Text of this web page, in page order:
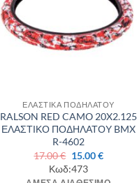
ΕΛΑΣΤΙΚΑ ΠΟΔΗΛΑΤΟΥ
RALSON RED CAMO 20X2.125
ΕΛΑΣΤΙΚΟ ΠΟΔΗΛΑΤΟΥ BMX
R-4602
17.00€ Original
price
was:
15.00€Η
Κωδ:473